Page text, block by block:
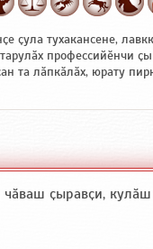
ҫула тухакансене,
профессийӗнчи
та лӑпкӑлӑх, юрату
чӑваш ҫыравҫи, кулӑш